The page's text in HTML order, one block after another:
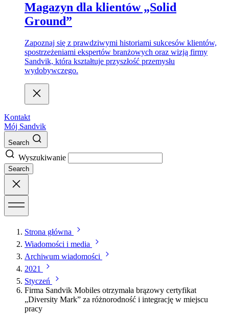
Magazyn dla klientów „Solid
Ground”
Zapoznaj się z prawdziwymi historiami sukcesów klientów,
spostrzeżeniami ekspertów branżowych oraz wizją firmy
Sandvik, która kształtuje przyszłość przemysłu
wydobywczego.
Kontakt
Mój Sandvik
Search
Wyszukiwanie
Search
Strona główna
Wiadomości i media
Archiwum wiadomości
2021
Styczeń
Firma Sandvik Mobiles otrzymała brązowy certyfikat
„Diversity Mark” za różnorodność i integrację w miejscu
pracy